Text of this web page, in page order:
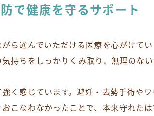
で健康を守るサポート
ら選んでいただける医療を心がけて
持ちをしっかりくみ取り、無理のな
く感じています。避妊・去勢手術や
こなわなかったことで、本来守れた